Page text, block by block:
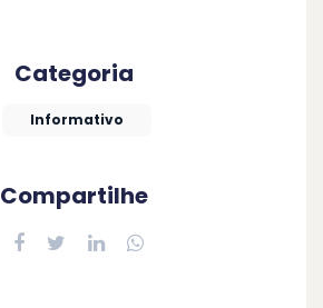
Categoria
Informativo
Compartilhe